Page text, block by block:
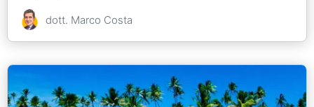
dott. Marco Costa